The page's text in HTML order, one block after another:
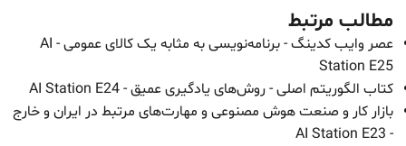
مطالب مرتبط
عصر وایب کدینگ - برنامه‌نویسی به مثابه یک کالای عمومی - AI
Station E25
کتاب الگوریتم اصلی - روش‌های یادگیری عمیق - AI Station E24
بازار کار و صنعت هوش مصنوعی و مهارت‌های مرتبط در ایران و خارج
- AI Station E23